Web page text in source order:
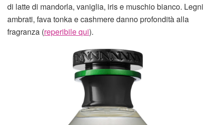
di latte di mandorla, vaniglia, iris e muschio bianco. Legni
ambrati, fava tonka e cashmere danno profondità alla
fragranza (reperibile qui).